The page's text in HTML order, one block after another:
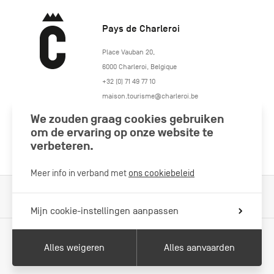
Pays de Charleroi
https://www.paysdecharleroi.be/
Place Vauban 20,
6000 Charleroi Belgique
+32 (0) 71 49 77 10
maison.tourisme@charleroi.be
Volg ons
Met de steun van
We zouden graag cookies gebruiken
om de ervaring op onze website te
verbeteren.
Meer info in verband met ons cookiebeleid
Mijn cookie-instellingen aanpassen
Alles weigeren Alles aanvaarden